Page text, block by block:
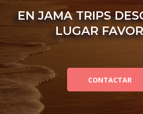
ENJAMA TRIPS
LUGAR
CONTACTAR